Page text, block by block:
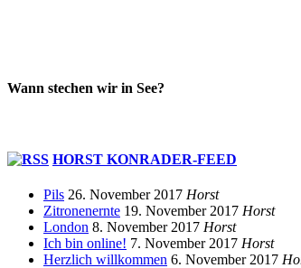
Wann stechen wir in See?
HORST KONRADER-FEED
Pils 26. November 2017 Horst
Zitronenernte 19. November 2017 Horst
London 8. November 2017 Horst
Ich bin online! 7. November 2017 Horst
Herzlich willkommen 6. November 2017